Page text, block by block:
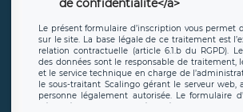
de confidentialite</a>
Le présent formulaire d’inscription vous permet
sur le site. La base légale de ce traitement est
relation contractuelle (article 6.1.b du RGPD).
des données sont le responsable de traitement,
et le service technique en charge de
le sous-traitant Scalingo gérant le serveur web,
personne légalement autorisée. Le formulaire